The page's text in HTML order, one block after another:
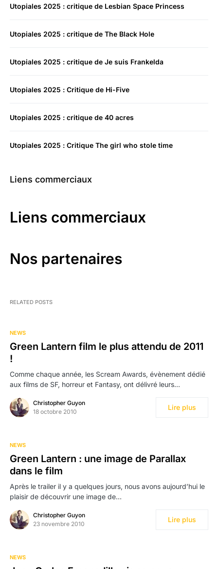
Utopiales 2025 : critique de Lesbian Space Princess
Utopiales 2025 : critique de The Black Hole
Utopiales 2025 : critique de Je suis Frankelda
Utopiales 2025 : Critique de Hi-Five
Utopiales 2025 : critique de 40 acres
Utopiales 2025 : Critique The girl who stole time
Liens commerciaux
Liens commerciaux
Nos partenaires
RELATED POSTS
NEWS
Green Lantern film le plus attendu de 2011
!
Comme chaque année, les Scream Awards, évènement dédié
aux films de SF, horreur et Fantasy, ont délivré leurs…
Christopher Guyon
18 octobre 2010
Lire plus
NEWS
Green Lantern : une image de Parallax
dans le film
Après le trailer il y a quelques jours, nous avons aujourd’hui le
plaisir de découvrir une image de…
Christopher Guyon
23 novembre 2010
Lire plus
NEWS